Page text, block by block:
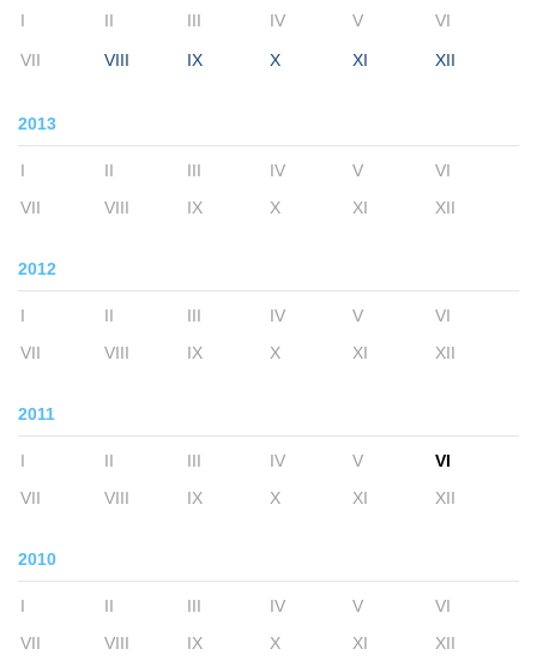
I II III IV V VI
VII VIII IX X XI XII
2013
I II III IV V
VI
VII
VIII IX X XI XII
2012
I II III IV V
VI
VII
VIII IX X XI XII
2011
I II III IV V
VI
VII
VIII IX X XI XII
2010
I II III IV V
VI
VII
VIII IX X XI XII